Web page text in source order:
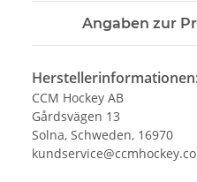
Angaben zur
CCM Hockey AB
Gårdsvägen 13
Solna, Schweden, 16970